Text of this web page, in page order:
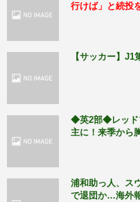
行けば」と続投
【サッカー】
◆英2部◆レッド
主に！来季から
浦和助っ人、ス
で退団か…海外